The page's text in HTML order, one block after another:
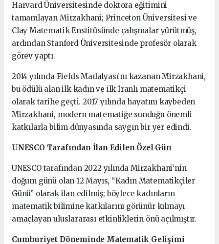
Harvard Üniversitesinde doktora eğitimini
tamamlayan Mirzakhani; Princeton Üniversitesi ve
Clay Matematik Enstitüsünde çalışmalar yürütmüş,
ardından Stanford Üniversitesinde profesör olarak
görev yaptı.
2014 yılında Fields Madalyası’nı kazanan Mirzakhani,
bu ödülü alan ilk kadın ve ilk İranlı matematikçi
olarak tarihe geçti. 2017 yılında hayatını kaybeden
Mirzakhani, modern matematiğe sunduğu önemli
katkılarla bilim dünyasında saygın bir yer edindi.
UNESCO Tarafından İlan Edilen Özel Gün
UNESCO tarafından 2022 yılında Mirzakhani’nin
doğum günü olan 12 Mayıs, “Kadın Matematikçiler
Günü” olarak ilan edilmiş; böylece kadınların
matematik bilimine katkılarını görünür kılmayı
amaçlayan uluslararası etkinliklerin önü açılmıştır.
Cumhuriyet Döneminde Matematik Gelişimi